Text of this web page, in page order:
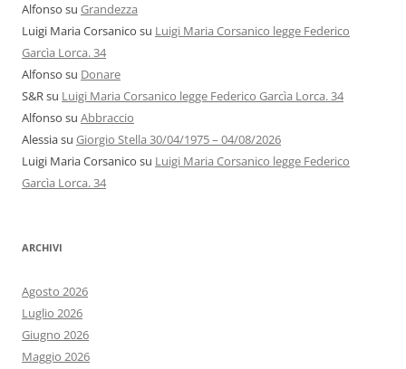
Alfonso su Grandezza
Luigi Maria Corsanico su Luigi Maria Corsanico legge Federico
Garcìa Lorca. 34
Alfonso su Donare
S&Rsu Luigi Maria Corsanico legge Federico Garcìa Lorca. 34
Alfonso su Abbraccio
Alessiasu Giorgio Stella 30/04/1975 – 04/08/2026
Luigi Maria Corsanico su Luigi Maria Corsanico legge Federico
Garcìa Lorca. 34
ARCHIVI
Agosto 2026
Luglio 2026
Giugno 2026
Maggio 2026